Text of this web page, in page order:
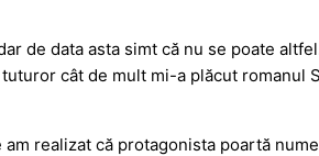
de data asta simt că nu se poate
cât de mult mi-a plăcut
realizat că protagonista poartă